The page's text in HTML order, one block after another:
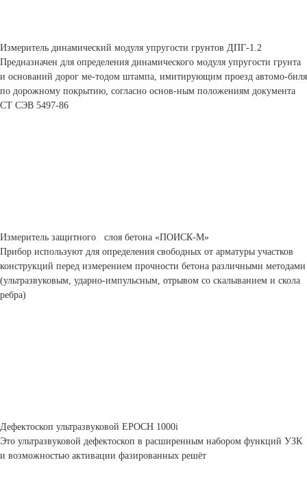
Измеритель динамический модуля упругости грунтов ДПГ-1.2
Предназначен для определения динамического модуля упругости грунта
и оснований дорог ме-тодом штампа, имитирующим проезд автомо-биля
по дорожному покрытию, согласно основ-ным положениям документа
СТ СЭВ 5497-86
Измеритель защитного слоя бетона «ПОИСК-М»
Прибор используют для определения свободных от арматуры участков
конструкций перед измерением прочности бетона различными методами
(ультразвуковым, ударно-импульсным, отрывом со скалыванием и скола
ребра)
Дефектоскоп ультразвуковой ЕРОСН 1000i
Это ультразвуковой дефектоскоп в расширенным набором функций УЗК
и возможностью активации фазированных решёт